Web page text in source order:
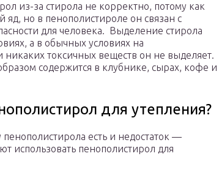
из-за стирола не корректно, потому как
яд, но в пенополистироле он связан с
для человека. Выделение стирола
а в обычных условиях на
никаких токсичных веществ он не выделяет.
содержится в клубнике, сырах, кофе и
для утепления?
есть и недостаток —
использовать пенополистирол для